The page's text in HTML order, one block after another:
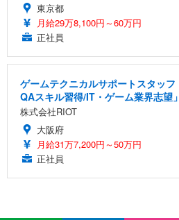
東京都
月給29万8,100円～60万円
正社員
ゲームテクニカルサポートスタッ
QAスキル習得/IT・ゲーム業界志望
株式会社RIOT
大阪府
月給31万7,200円～50万円
正社員